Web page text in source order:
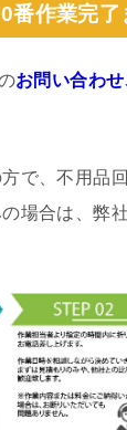
番作業完了
お問い合わ
で、不用品
場合は、弊